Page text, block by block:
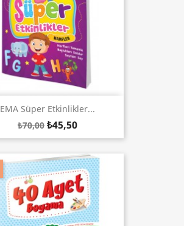
EMA Süper Etkinlikler...
₺70,00 ₺45,50